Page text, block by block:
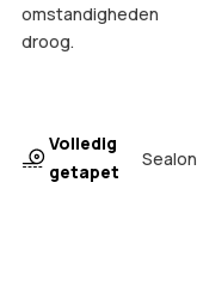
omstandigheden
droog.
Volledig
getapet
Sealon